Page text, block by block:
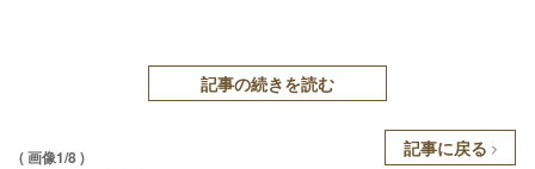
記事の続きを読む
( 画像1/8 ) 記事に戻る